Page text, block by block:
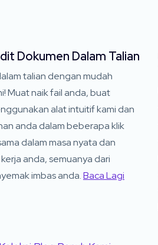
Dokumen Dalam Talian
talian dengan mudah
Muat naik fail anda, buat
alat intuitif kami dan
anda dalam beberapa klik
dalam masa nyata dan
anda, semuanya dari
imbas anda.Baca Lagi